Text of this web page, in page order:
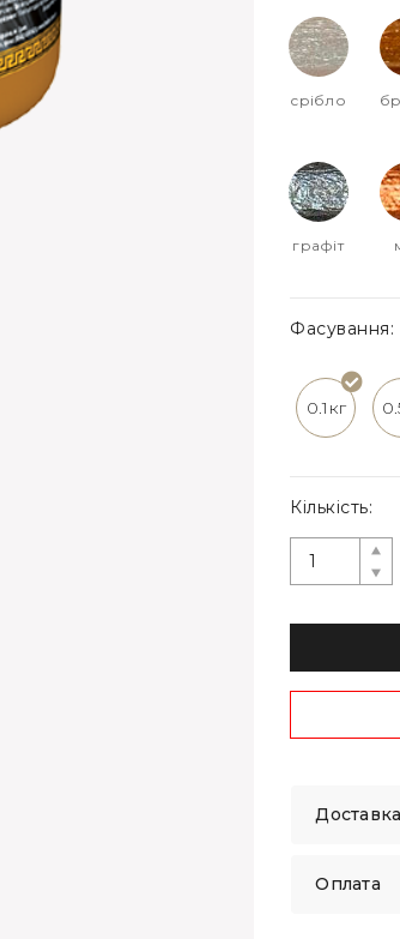
срібло
графіт
Фасування:
0.1кг
Кількість:
Доставка
Оплата